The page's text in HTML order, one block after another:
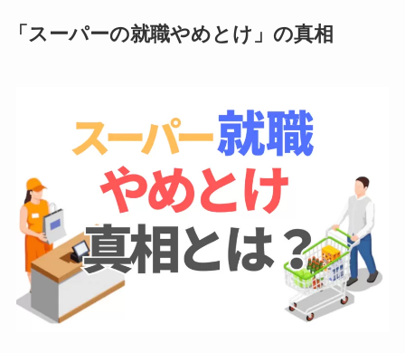
「スーパーの就職やめとけ」の真相